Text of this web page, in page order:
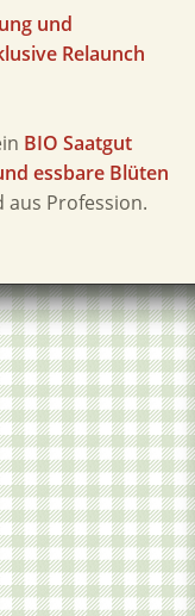
und
Relaunch
BIO Saatgut
essbare Blüten
Profession.